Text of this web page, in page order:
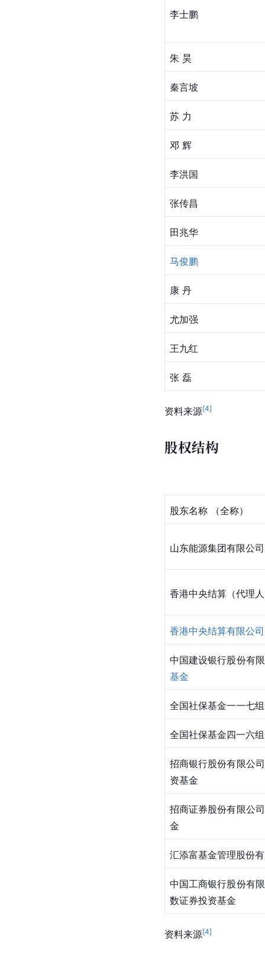
李士鹏
朱 昊
秦言坡
苏 力
邓 辉
李洪国
张传昌
田兆华
马俊鹏
康 丹
尤加强
王九红
张 磊
资料来源[4]
股权结构
股东名称 （全称）
山东能源集团有限公司
香港中央结算（代理
香港中央结算有限公司
中国建设银行股份有
基金
全国社保基金一一七
全国社保基金四一六
招商银行股份有限公
资基金
招商证券股份有限公
金
汇添富基金管理股份
中国工商银行股份有
数证券投资基金
资料来源[4]